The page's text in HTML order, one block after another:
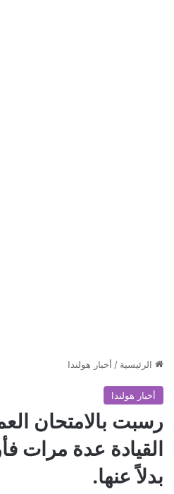
الرئيسية / أخبار هولندا
أخبار هولندا
رسبت بالامتحان
القيادة عدة مرات
بدلاً عنها.